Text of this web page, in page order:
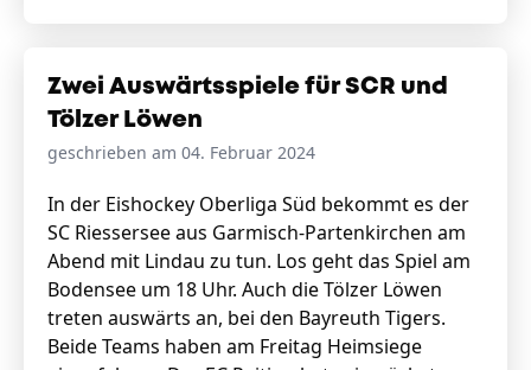
Zwei Auswärtsspiele für SCR und
Tölzer Löwen
geschrieben am 04. Februar 2024
In der Eishockey Oberliga Süd bekommt es der
SC Riessersee aus Garmisch-Partenkirchen am
Abend mit Lindau zu tun. Los geht das Spiel am
Bodensee um 18 Uhr. Auch die Tölzer Löwen
treten auswärts an, bei den Bayreuth Tigers.
Beide Teams haben am Freitag Heimsiege